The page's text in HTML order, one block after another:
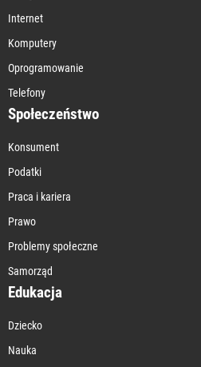
Internet
Komputery
Oprogramowanie
Telefony
Społeczeństwo
Konsument
Podatki
Praca i kariera
Prawo
Problemy społeczne
Samorząd
Edukacja
Dziecko
Nauka